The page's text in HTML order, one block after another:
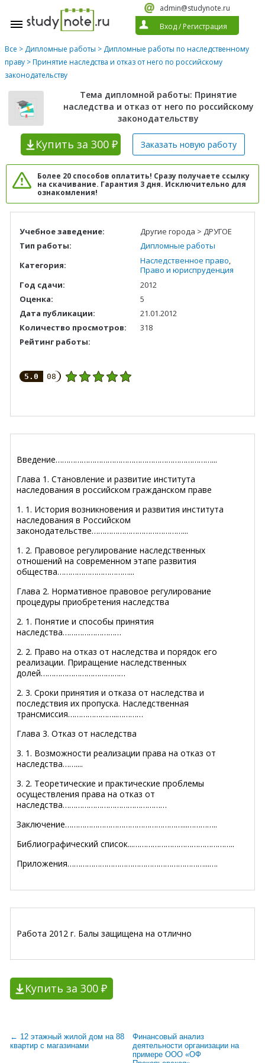
admin@studynote.ru
Вход/ Регистрация
Все > Дипломные работы > Дипломные работы по наследственному
праву > Принятие наследства и отказ от него по российскому
законодательству
Тема дипломной работы: Принятие
наследства и отказ от него по российскому
законодательству
Купить за 300 ₽ Заказать новую работу
Более 20 способов оплатить! Сразу получаете ссылку
на скачивание. Гарантия 3 дня. Исключительно для
ознакомления!
Учебное заведение:
Другие города > ДРУГОЕ
Тип работы:
Дипломные работы
Категория:
Наследственное право,
Право и юриспруденция
Год сдачи:
2012
Оценка:
5
Дата публикации:
21.01.2012
Количество просмотров:
318
Рейтинг работы:
5.0 08
Введение………………………………………………………………...
Глава 1. Становление и развитие института
наследования в российском гражданском праве
1. 1. История возникновения и развития института
наследования в Российском
законодательстве……………………………………...
1. 2. Правовое регулирование наследственных
отношений на современном этапе развития
общества……………………………...
Глава 2. Нормативное правовое регулирование
процедуры приобретения наследства
2. 1. Понятие и способы принятия
наследства………………………
2. 2. Право на отказ от наследства и порядок его
реализации. Приращение наследственных
долей…………………………………
2. 3. Сроки принятия и отказа от наследства и
последствия их пропуска. Наследственная
трансмиссия…………………..…………
Глава 3. Отказ от наследства
3. 1. Возможности реализации права на отказ от
наследства……....
3. 2. Теоретические и практические проблемы
осуществления права на отказ от
наследства…………………………………………
Заключение………………………………………………...…………..
Библиографический список...………………………………………..
Приложения………………………………………………………...….
Работа 2012 г. Балы защищена на отлично
Купить за 300 ₽
← 12 этажный жилой дом на 88
квартир с магазинами
Финансовый анализ
деятельности организации на
примере ООО «ОФ